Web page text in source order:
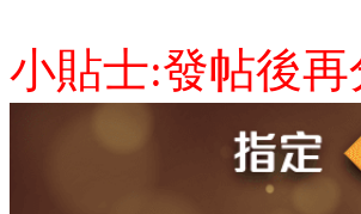
小貼士:發帖後再